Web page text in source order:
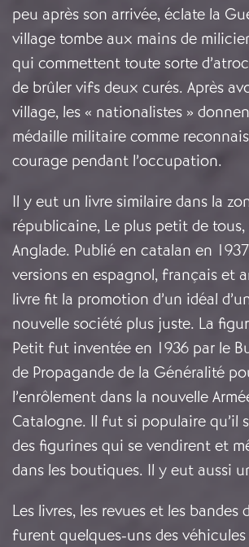
peu après son arrivée, éclate la
village tombe aux mains de
qui commettent toute sorte
de brûler vifs deux curés. Après
village, les « nationalistes »
médaille militaire comme
courage pendant l’occupation.
Il y eut un livre similaire dans la
républicaine, Le plus petit de tous,
Anglade. Publié en catalan en
versions en espagnol, français et
livre fit la promotion d’un idéal
nouvelle société plus juste. La
Petit fut inventée en 1936 par le
de Propagande de la Généralité
l’enrôlement dans la nouvelle
Catalogne. Il fut si populaire qu’il
des figurines qui se vendirent et
dans les boutiques. Il y eut aussi
Les livres, les revues et les bandes
furent quelques-uns des